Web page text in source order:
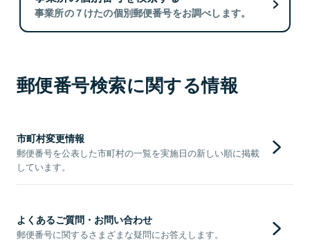
事業所の７けたの個別郵便番号をお調べします。
郵便番号検索に関する情報
市町村変更情報
郵便番号を公表した市町村の一覧を実施日の新しい順に掲載
しています。
よくあるご質問・お問い合わせ
郵便番号に関するさまざまな疑問にお答えします。